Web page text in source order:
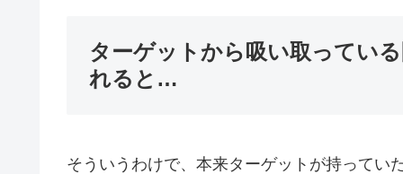
ターゲットから吸い取ってい
れると…
そういうわけで、本来ターゲットが持ってい